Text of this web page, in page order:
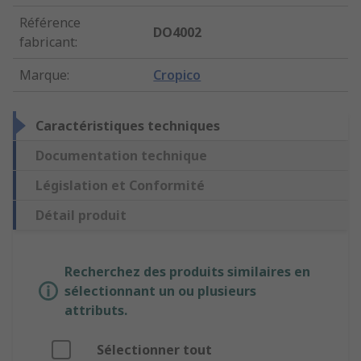
Référence
fabricant:
DO4002
Marque: Cropico
Caractéristiques techniques
Documentation technique
Législation et Conformité
Détail produit
Recherchez des produits similaires en
sélectionnant un ou plusieurs
attributs.
Sélectionner tout